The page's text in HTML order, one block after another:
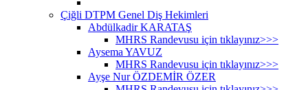
Çiğli DTPM Genel Diş Hekimleri
Abdülkadir KARATAŞ
MHRS Randevusu için tıklayınız>>>
Aysema YAVUZ
MHRS Randevusu için tıklayınız>>>
Ayşe Nur ÖZDEMİR ÖZER